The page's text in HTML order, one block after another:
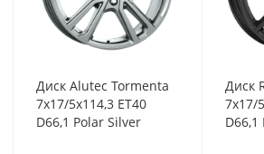
Диск Alutec Tormenta
7x17/5x114,3 ET40
D66,1 Polar Silver
Диск
7x17/